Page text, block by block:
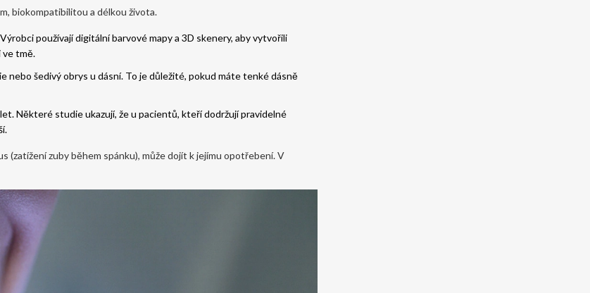
biokompatibilitou a délkou života.
používají digitální barvové mapy a 3D skenery, aby vytvořili
ve tmě.
nebo šedivý obrys u dásní. To je důležité, pokud máte tenké dásně
Některé studie ukazují, že u pacientů, kteří dodržují pravidelné
(zatížení zuby během spánku), může dojít k jejímu opotřebení. V